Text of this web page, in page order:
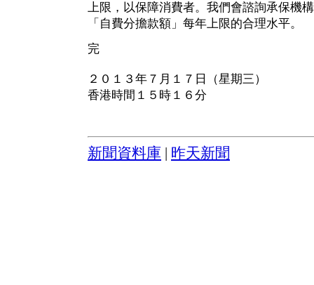
上限，以保障消費者。我們會諮詢承保機
「自費分擔款額」每年上限的合理水平。
完
２０１３年７月１７日（星期三）
香港時間１５時１６分
新聞資料庫 昨天新聞